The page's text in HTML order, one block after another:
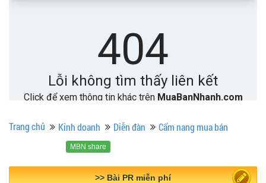
Trang chủ Kinh doanh Diễn đàn Cẩm nang mua bán
MBN share
>> Quảng cáo miễn phí